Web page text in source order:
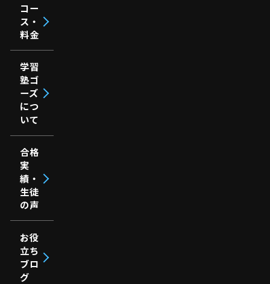
コー
ス・
料金
学習
塾ゴ
ーズ
につ
いて
合格
実
績・
生徒
の声
お役
立ち
ブロ
グ